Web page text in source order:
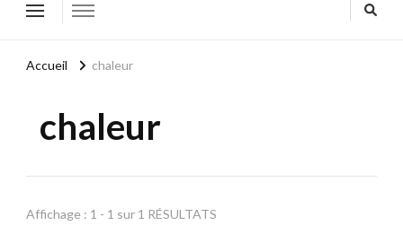
Accueil chaleur
chaleur
Affichage : 1 - 1 sur 1 RÉSULTATS